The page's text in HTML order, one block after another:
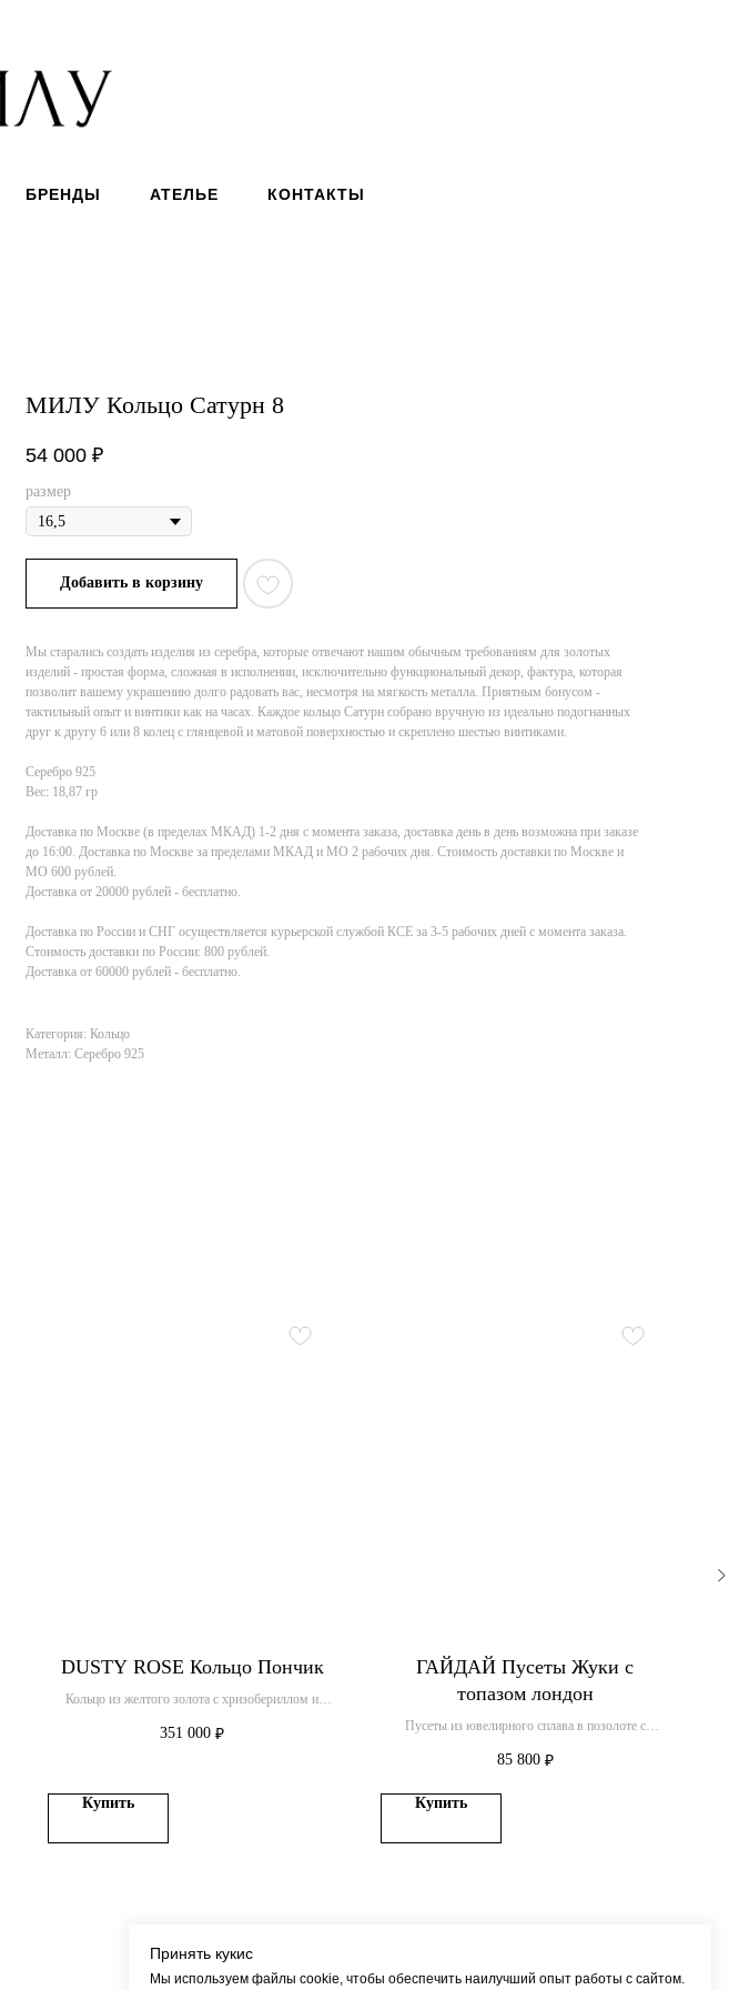
БРЕНДЫ АТЕЛЬЕ КОНТАКТЫ
Принять кукис
Мы используем файлы cookie, чтобы обеспечить наилучший опыт работы с сайтом.
МИЛУ Кольцо Сатурн 8
54 000 ₽
размер
Добавить в корзину
Мы старались создать изделия из серебра, которые отвечают нашим обычным требованиям для золотых
изделий - простая форма, сложная в исполнении, исключительно функциональный декор, фактура, которая
позволит вашему украшению долго радовать вас, несмотря на мягкость металла. Приятным бонусом -
тактильный опыт и винтики как на часах. Каждое кольцо Сатурн собрано вручную из идеально подогнанных
друг к другу 6 или 8 колец с глянцевой и матовой поверхностью и скреплено шестью винтиками.
Серебро 925
Вес: 18,87 гр
Доставка по Москве (в пределах МКАД) 1-2 дня с момента заказа, доставка день в день возможна при заказе
до 16:00. Доставка по Москве за пределами МКАД и МО 2 рабочих дня. Стоимость доставки по Москве и
МО 600 рублей.
Доставка от 20000 рублей - бесплатно.
Доставка по России и СНГ осуществляется курьерской службой КСE за 3-5 рабочих дней с момента заказа.
Стоимость доставки по России: 800 рублей.
Доставка от 60000 рублей - бесплатно.
Категория: Кольцо
Металл: Серебро 925
DUSTY ROSE Кольцо Пончик
Кольцо из желтого золота с хризобериллом и
351 000 ₽
Купить
ГАЙДАЙ Пусеты Жуки с
топазом лондон
Пусеты из ювелирного сплава в позолоте с
85 800 ₽
Купить